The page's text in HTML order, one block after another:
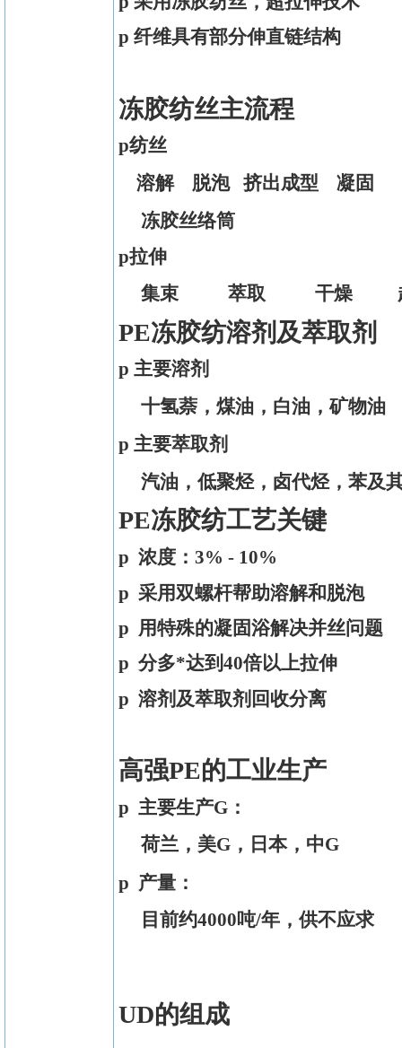
p 纤维具有部分伸直链结构
冻胶纺丝主流程
p纺丝
溶解 脱泡 挤出成型 凝固
冻胶丝络筒
p拉伸
集束
萃取 干燥
PE冻胶纺溶剂及萃取剂
p 主要溶剂
十氢萘，煤油，白油，矿物油
p 主要萃取剂
汽油，低聚烃，卤代烃，苯及
PE冻胶纺工艺关键
p 浓度： 3% - 10%
p 采用双螺杆帮助溶解和脱泡
p 用特殊的凝固浴解决并丝问题
p 分多*达到 40倍以上拉伸
p 溶剂及萃取剂回收分离
高强PE的工业生产
p 主要生产G：
荷兰，美G，日本，中G
p 产量：
目前约4000吨/年，供不应求
UD的组成